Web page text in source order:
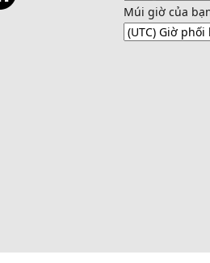
Múi giờ của